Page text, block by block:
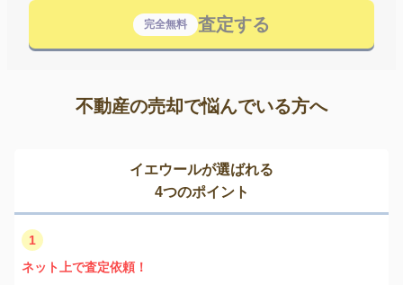
完全無料 査定する
不動産の売却で悩んでいる方へ
イエウールが選ばれる
4つのポイント
1
ネット上で査定依頼！